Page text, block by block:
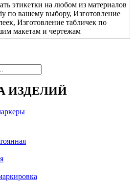
этикетки на любом из материалов
по вашему выбору, Изготовление
Изготовление табличек по
макетам и чертежам
ИЗДЕЛИЙ